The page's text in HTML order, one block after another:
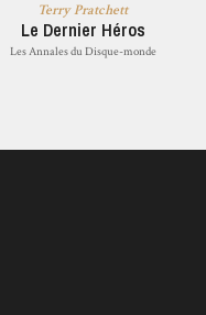
Terry Pratchett
Le Dernier Héros
Les Annales du Disque-monde